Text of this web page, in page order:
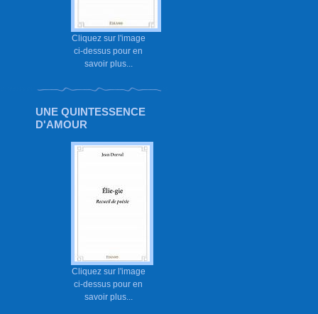
Cliquez sur l'image
ci-dessus pour en
savoir plus...
UNE QUINTESSENCE
D'AMOUR
Cliquez sur l'image
ci-dessus pour en
savoir plus...